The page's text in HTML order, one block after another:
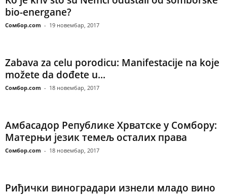
bio-energane?
Сомбор.com - 19 новембар, 2017
Zabava za celu porodicu: Manifestacije na koje
možete da dođete u...
Сомбор.com - 18 новембар, 2017
Амбасадор Републике Хрватске у Сомбору:
Матерњи језик темељ осталих права
Сомбор.com - 18 новембар, 2017
Риђички виноградари изнели младо вино